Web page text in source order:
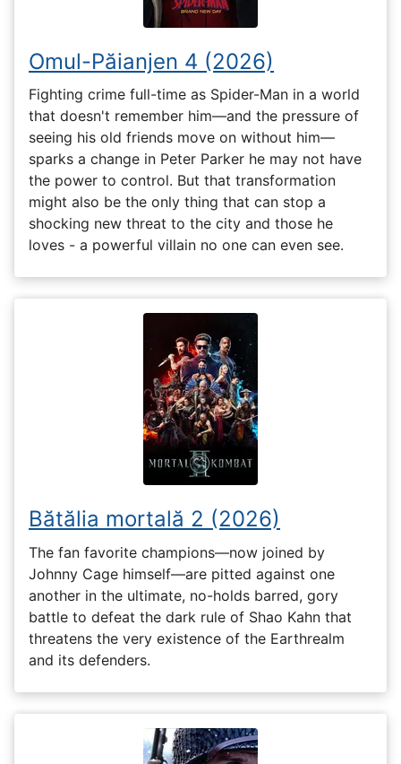
Omul-Păianjen 4 (2026)
Fighting crime full-time as Spider-Man in a world
that doesn't remember him—and the pressure of
seeing his old friends move on without him—
sparks a change in Peter Parker he may not have
the power to control. But that transformation
might also be the only thing that can stop a
shocking new threat to the city and those he
loves - a powerful villain no one can even see.
Bătălia mortală 2 (2026)
The fan favorite champions—now joined by
Johnny Cage himself—are pitted against one
another in the ultimate, no-holds barred, gory
battle to defeat the dark rule of Shao Kahn that
threatens the very existence of the Earthrealm
and its defenders.